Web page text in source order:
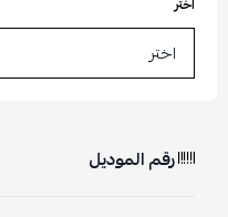
اختر
رقم الموديل